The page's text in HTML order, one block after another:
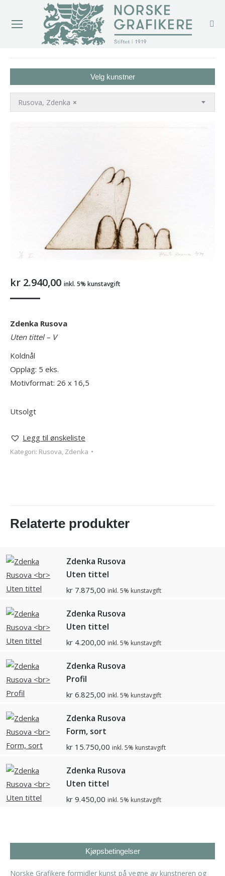
Velg kunstner
×
Rusova, Zdenka
kr 2.940,00 inkl. 5% kunstavgift
Zdenka Rusova
Uten tittel – V
Koldnål
Opplag: 5 eks.
Motivformat: 26 x 16,5
Utsolgt
Legg til ønskeliste
Kategori: Rusova, Zdenka
Relaterte produkter
Zdenka Rusova
Uten tittel
kr 7.875,00 inkl. 5% kunstavgift
Zdenka Rusova
Uten tittel
kr 4.200,00 inkl. 5% kunstavgift
Zdenka Rusova
Profil
kr 6.825,00 inkl. 5% kunstavgift
Zdenka Rusova
Form, sort
kr 15.750,00 inkl. 5% kunstavgift
Zdenka Rusova
Uten tittel
kr 9.450,00 inkl. 5% kunstavgift
Kjøpsbetingelser
Norske Grafikere formidler kunst på vegne av kunstneren og